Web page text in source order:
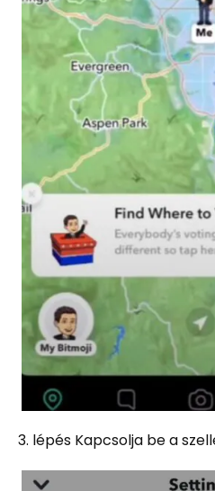
3. lépés Kapcsolja be a